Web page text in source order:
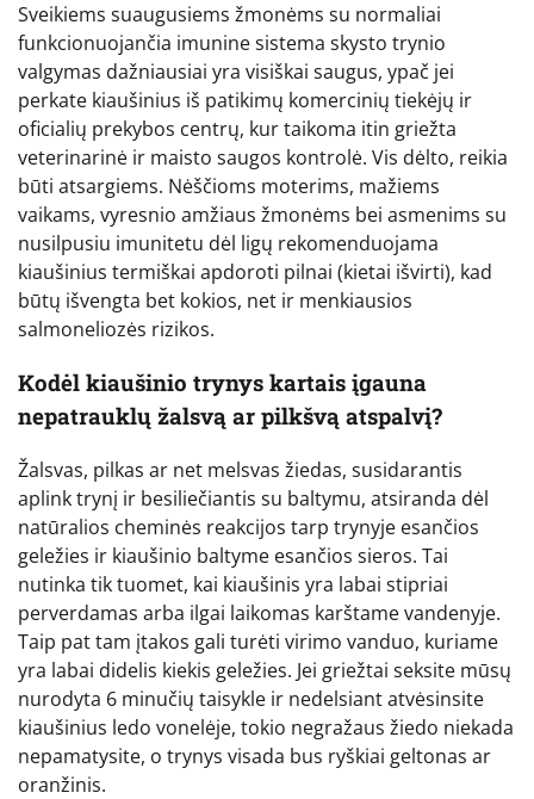
Sveikiems suaugusiems žmonėms su normaliai
funkcionuojančia imunine sistema skysto trynio
valgymas dažniausiai yra visiškai saugus, ypač jei
perkate kiaušinius iš patikimų komercinių tiekėjų ir
oficialių prekybos centrų, kur taikoma itin griežta
veterinarinė ir maisto saugos kontrolė. Vis dėlto, reikia
būti atsargiems. Nėščioms moterims, mažiems
vaikams, vyresnio amžiaus žmonėms bei asmenims su
nusilpusiu imunitetu dėl ligų rekomenduojama
kiaušinius termiškai apdoroti pilnai (kietai išvirti), kad
būtų išvengta bet kokios, net ir menkiausios
salmoneliozės rizikos.
Kodėl kiaušinio trynys kartais įgauna
nepatrauklų žalsvą ar pilkšvą atspalvį?
Žalsvas, pilkas ar net melsvas žiedas, susidarantis
aplink trynį ir besiliečiantis su baltymu, atsiranda dėl
natūralios cheminės reakcijos tarp trynyje esančios
geležies ir kiaušinio baltyme esančios sieros. Tai
nutinka tik tuomet, kai kiaušinis yra labai stipriai
perverdamas arba ilgai laikomas karštame vandenyje.
Taip pat tam įtakos gali turėti virimo vanduo, kuriame
yra labai didelis kiekis geležies. Jei griežtai seksite mūsų
nurodyta 6 minučių taisykle ir nedelsiant atvėsinsite
kiaušinius ledo vonelėje, tokio negražaus žiedo niekada
nepamatysite, o trynys visada bus ryškiai geltonas ar
oranžinis.